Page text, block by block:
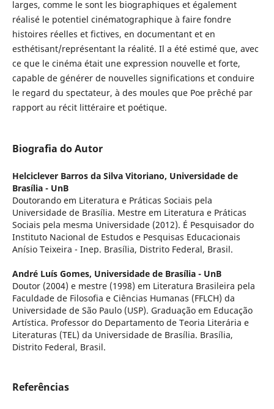
larges, comme le sont les biographiques et également
réalisé le potentiel cinématographique à faire fondre
histoires réelles et fictives, en documentant et en
esthétisant/représentant la réalité. Il a été estimé que, avec
ce que le cinéma était une expression nouvelle et forte,
capable de générer de nouvelles significations et conduire
le regard du spectateur, à des moules que Poe prêché par
rapport au récit littéraire et poétique.
Biografia do Autor
Helciclever Barros da Silva Vitoriano, Universidade de
Brasília - UnB
Doutorando em Literatura e Práticas Sociais pela
Universidade de Brasília. Mestre em Literatura e Práticas
Sociais pela mesma Universidade (2012). É Pesquisador do
Instituto Nacional de Estudos e Pesquisas Educacionais
Anísio Teixeira - Inep. Brasília, Distrito Federal, Brasil.
André Luís Gomes, Universidade de Brasília - UnB
Doutor (2004) e mestre (1998) em Literatura Brasileira pela
Faculdade de Filosofia e Ciências Humanas (FFLCH) da
Universidade de São Paulo (USP). Graduação em Educação
Artística. Professor do Departamento de Teoria Literária e
Literaturas (TEL) da Universidade de Brasília. Brasília,
Distrito Federal, Brasil.
Referências